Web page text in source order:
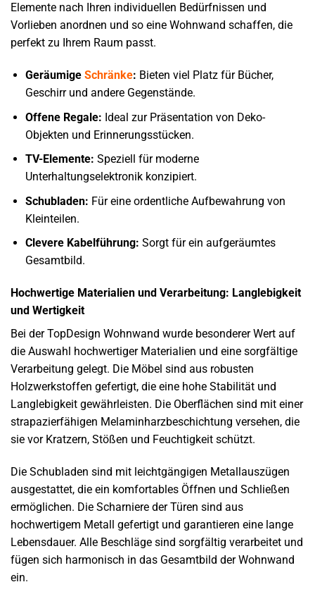
Elemente nach Ihren individuellen Bedürfnissen und
Vorlieben anordnen und so eine Wohnwand schaffen, die
perfekt zu Ihrem Raum passt.
Geräumige Schränke: Bieten viel Platz für Bücher,
Geschirr und andere Gegenstände.
Offene Regale: Ideal zur Präsentation von Deko-
Objekten und Erinnerungsstücken.
TV-Elemente: Speziell für moderne
Unterhaltungselektronik konzipiert.
Schubladen: Für eine ordentliche Aufbewahrung von
Kleinteilen.
Clevere Kabelführung: Sorgt für ein aufgeräumtes
Gesamtbild.
Hochwertige Materialien und Verarbeitung: Langlebigkeit
und Wertigkeit
Bei der TopDesign Wohnwand wurde besonderer Wert auf
die Auswahl hochwertiger Materialien und eine sorgfältige
Verarbeitung gelegt. Die Möbel sind aus robusten
Holzwerkstoffen gefertigt, die eine hohe Stabilität und
Langlebigkeit gewährleisten. Die Oberflächen sind mit einer
strapazierfähigen Melaminharzbeschichtung versehen, die
sie vor Kratzern, Stößen und Feuchtigkeit schützt.
Die Schubladen sind mit leichtgängigen Metallauszügen
ausgestattet, die ein komfortables Öffnen und Schließen
ermöglichen. Die Scharniere der Türen sind aus
hochwertigem Metall gefertigt und garantieren eine lange
Lebensdauer. Alle Beschläge sind sorgfältig verarbeitet und
fügen sich harmonisch in das Gesamtbild der Wohnwand
ein.